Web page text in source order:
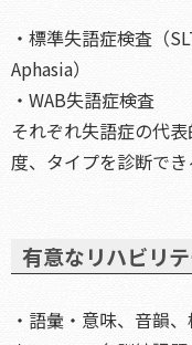
・標準失語症検査（
Aphasia）
・WAB失語症検査
それぞれ失語症の代
度、タイプを診断で
有意なリハビリ
・語彙・意味、音韻